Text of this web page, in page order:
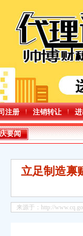
注册 注销转让
演安排来了！
产值，何以“出圈”重庆公司
拟聘人员公示（第四批）
营单位压实食品安全主体责任
出问题整治和重大民生实
修复水毁设施
要闻
立足制造禀
来源于：http://